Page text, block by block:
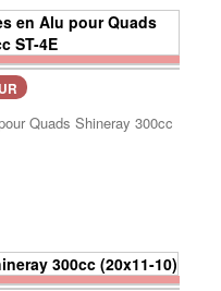
Quads Shineray 300cc